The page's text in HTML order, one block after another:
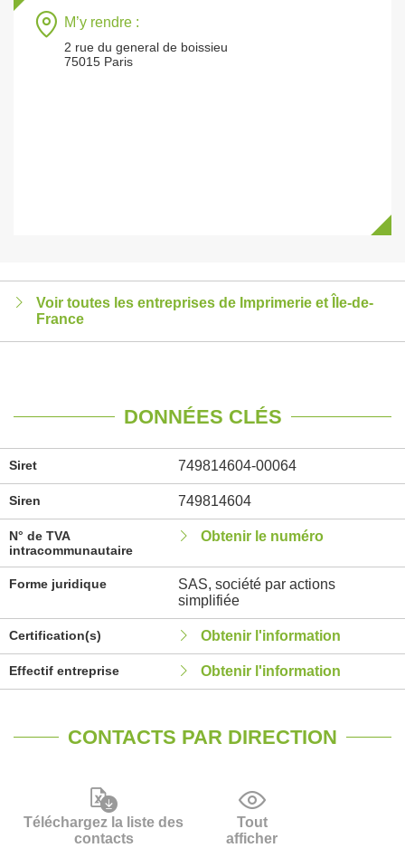
M’y rendre :
2 rue du general de boissieu
75015 Paris
Voir toutes les entreprises de Imprimerie et Île-de-
France
DONNÉES CLÉS
Siret 749814604-00064
Siren 749814604
N° de TVA
intracommunautaire
Obtenir le numéro
Forme juridique
SAS, société par actions
simplifiée
Certification(s) Obtenir l'information
Effectif entreprise Obtenir l'information
CONTACTS PAR DIRECTION
Téléchargez la liste des
contacts
Tout
afficher